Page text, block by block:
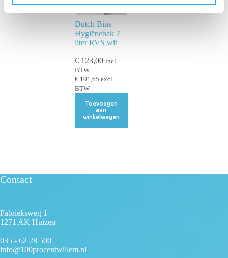
t
Dutch Bins
Hygiënebak 7
liter RVS wit
€123,00 incl.
BTW
€101,65 excl.
BTW
Toevoegen
aan
winkelwagen
Contact
Fabrieksweg 1
1271 AK Huizen
035 - 62 28 500
info@100procentwillem.nl